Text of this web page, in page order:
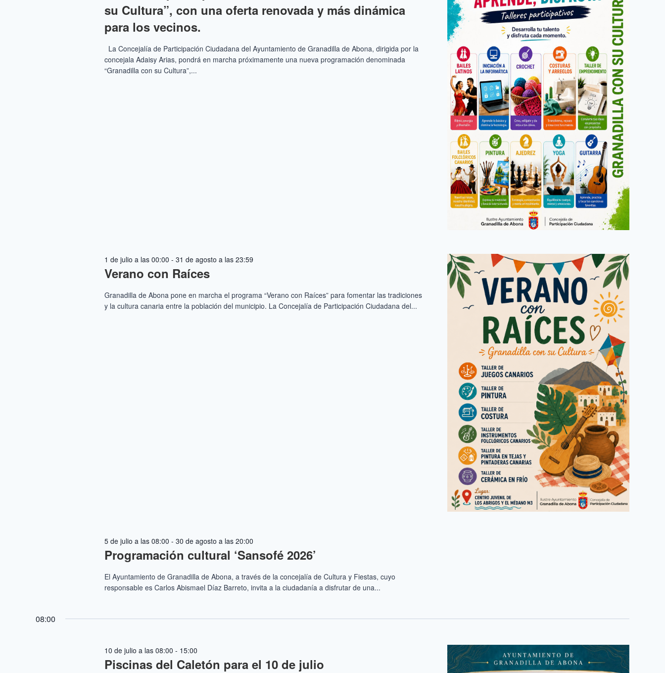
su Cultura”, con una oferta renovada y más dinámica
para los vecinos.
La Concejalía de Participación Ciudadana del Ayuntamiento de Granadilla de Abona, dirigida por la
concejala Adaisy Arias, pondrá en marcha próximamente una nueva programación denominada
“Granadilla con su Cultura”,...
Verano con Raíces
1 de julio a las 00:00 - 31 de agosto a las 23:59
Granadilla de Abona pone en marcha el programa “Verano con Raíces” para fomentar las tradiciones
y la cultura canaria entre la población del municipio. La Concejalía de Participación Ciudadana del...
Programación cultural ‘Sansofé 2026’
5 de julio a las 08:00 - 30 de agosto a las 20:00
El Ayuntamiento de Granadilla de Abona, a través de la concejalía de Cultura y Fiestas, cuyo
responsable es Carlos Abismael Díaz Barreto, invita a la ciudadanía a disfrutar de una...
08:00
Piscinas del Caletón para el 10 de julio
10 de julio a las 08:00 - 15:00